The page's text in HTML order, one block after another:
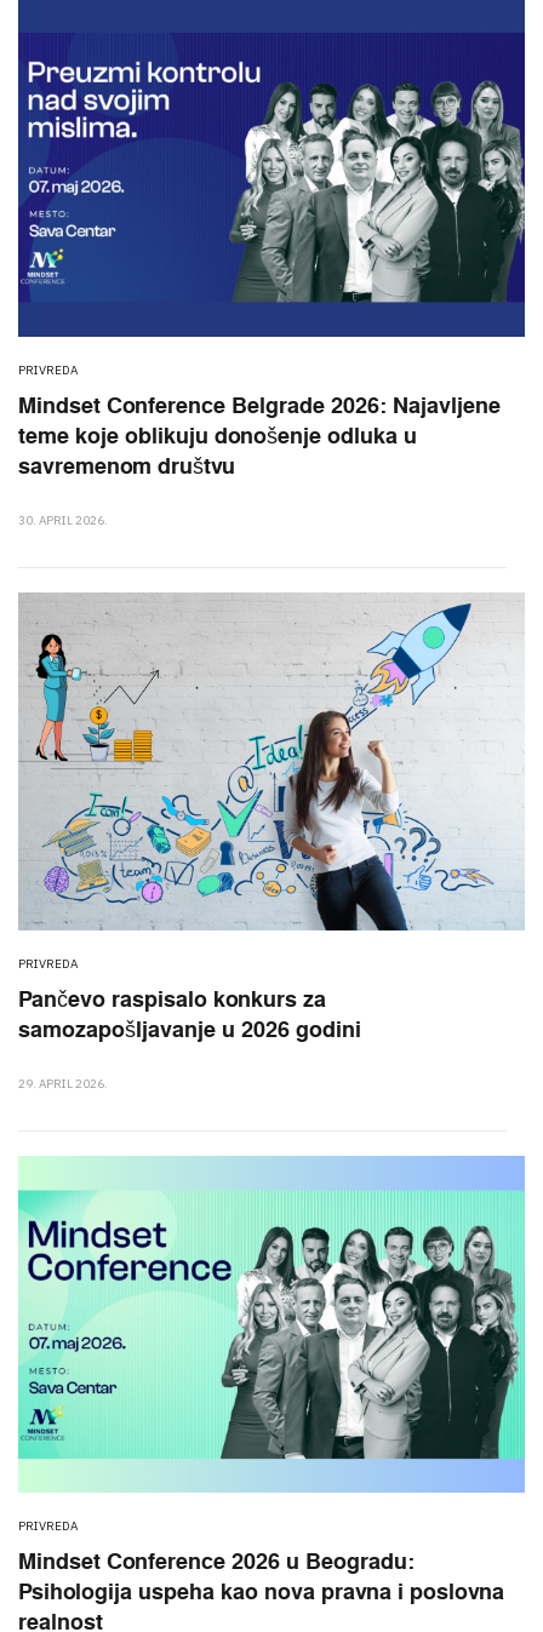
PRIVREDA
Mindset Conference Belgrade 2026: Najavljene
teme koje oblikuju donošenje odluka u
savremenom društvu
30. APRIL 2026.
PRIVREDA
Pančevo raspisalo konkurs za
samozapošljavanje u 2026 godini
29. APRIL 2026.
PRIVREDA
Mindset Conference 2026 u Beogradu:
Psihologija uspeha kao nova pravna i poslovna
realnost